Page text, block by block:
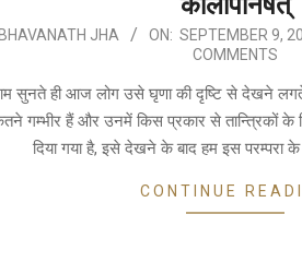
BHAVANATH JHA ON: SEPTEMBER 9,
COMMENTS
सुनते ही आज लोग उसे घृणा की दृष्टि से देखने
गम्भीर हैं और उनमें किस प्रकार से तान्त्रिकों के
दिया गया है, इसे देखने के बाद हम इस परम्परा
CONTINUE